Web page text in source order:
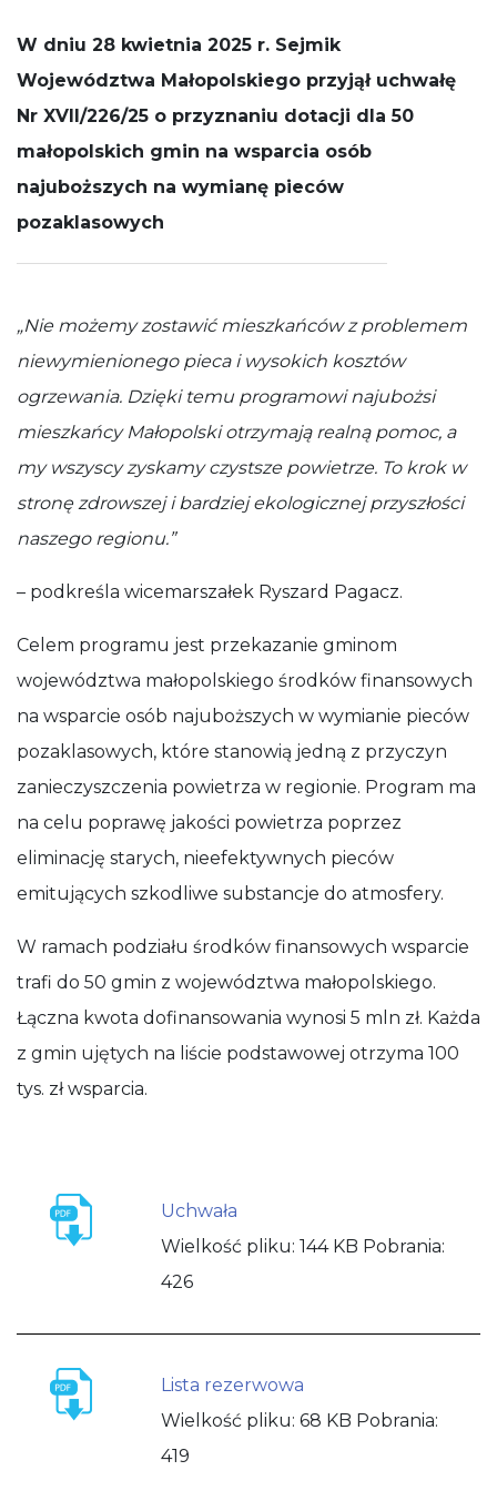
W dniu 28 kwietnia 2025 r. Sejmik
Województwa Małopolskiego przyjął uchwałę
Nr XVII/226/25 o przyznaniu dotacji dla 50
małopolskich gmin na wsparcia osób
najuboższych na wymianę pieców
pozaklasowych
„Nie możemy zostawić mieszkańców z problemem
niewymienionego pieca i wysokich kosztów
ogrzewania. Dzięki temu programowi najubożsi
mieszkańcy Małopolski otrzymają realną pomoc, a
my wszyscy zyskamy czystsze powietrze. To krok w
stronę zdrowszej i bardziej ekologicznej przyszłości
naszego regionu.”
– podkreśla wicemarszałek Ryszard Pagacz.
Celem programu jest przekazanie gminom
województwa małopolskiego środków finansowych
na wsparcie osób najuboższych w wymianie pieców
pozaklasowych, które stanowią jedną z przyczyn
zanieczyszczenia powietrza w regionie. Program ma
na celu poprawę jakości powietrza poprzez
eliminację starych, nieefektywnych pieców
emitujących szkodliwe substancje do atmosfery.
W ramach podziału środków finansowych wsparcie
trafi do 50 gmin z województwa małopolskiego.
Łączna kwota dofinansowania wynosi 5 mln zł. Każda
z gmin ujętych na liście podstawowej otrzyma 100
tys. zł wsparcia.
Uchwała
Wielkość pliku: 144 KB Pobrania:
426
Lista rezerwowa
Wielkość pliku: 68 KB Pobrania:
419
najlepiej
podczas
Twojej wizyty.
te pliki cookie,
funkcje znikną
ze strony
internetowej.